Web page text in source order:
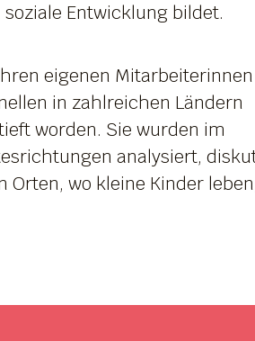
Entwicklung bildet.
eigenen
in zahlreichen Ländern
worden. Sie wurden im
analysiert,
wo kleine Kinder